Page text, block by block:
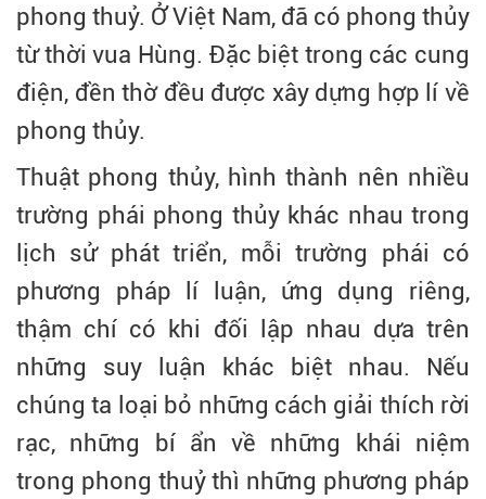
phong thuỷ. Ở Việt Nam, đã có phong thủy
từ thời vua Hùng. Đặc biệt trong các cung
điện, đền thờ đều được xây dựng hợp lí về
phong thủy.
Thuật phong thủy, hình thành nên nhiều
trường phái phong thủy khác nhau trong
lịch sử phát triển, mỗi trường phái có
phương pháp lí luận, ứng dụng riêng,
thậm chí có khi đối lập nhau dựa trên
những suy luận khác biệt nhau. Nếu
chúng ta loại bỏ những cách giải thích rời
rạc, những bí ẩn về những khái niệm
trong phong thuỷ thì những phương pháp